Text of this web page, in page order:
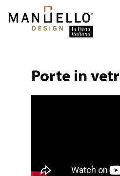
main
Porte in